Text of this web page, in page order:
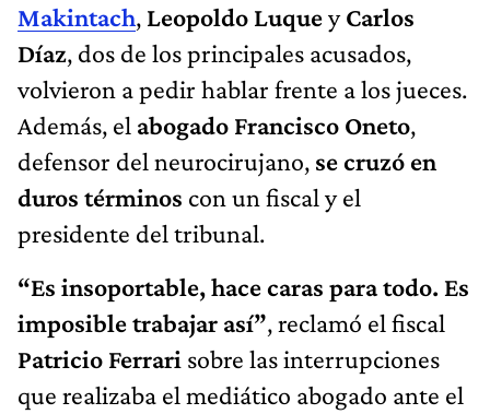
Makintach, Leopoldo LuqueyCarlos
Díaz, dos de los principales acusados,
volvieron a pedir hablar frente a los jueces.
Además, el abogado Francisco Oneto,
defensor del neurocirujano, se cruzó en
duros términos con un fiscal y el
presidente del tribunal.
“Es insoportable, hace caras para todo. Es
imposible trabajar así”, reclamó el fiscal
Patricio Ferrari sobre las interrupciones
que realizaba el mediático abogado ante el